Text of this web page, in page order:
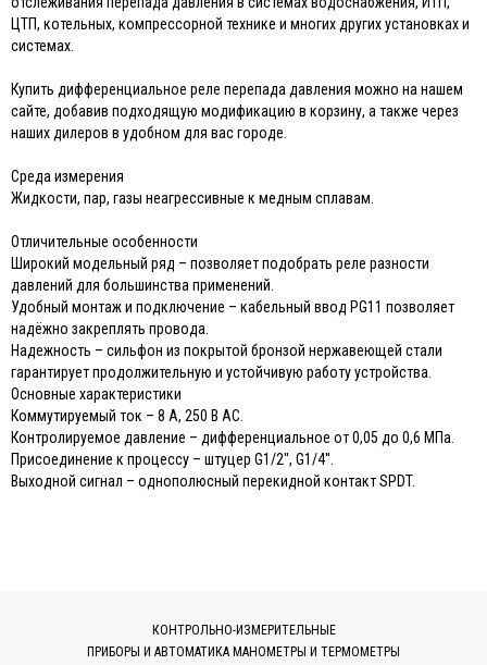
ЦТП, котельных, компрессорной технике и многих других установках и
системах.
Купить дифференциальное реле перепада давления можно на нашем
сайте, добавив подходящую модификацию в корзину, а также через
наших дилеров в удобном для вас городе.
Среда измерения
Жидкости, пар, газы неагрессивные к медным сплавам.
Отличительные особенности
Широкий модельный ряд – позволяет подобрать реле разности
давлений для большинства применений.
Удобный монтаж и подключение – кабельный ввод PG11 позволяет
надёжно закреплять провода.
Надежность – сильфон из покрытой бронзой нержавеющей стали
гарантирует продолжительную и устойчивую работу устройства.
Основные характеристики
Коммутируемый ток – 8 А, 250 В AC.
Контролируемое давление – дифференциальное от 0,05 до 0,6 МПа.
Присоединение к процессу – штуцер G1/2′′, G1/4′′.
Выходной сигнал – однополюсный перекидной контакт SPDT.
КОНТРОЛЬНО-ИЗМЕРИТЕЛЬНЫЕ
ПРИБОРЫ И АВТОМАТИКА МАНОМЕТРЫ И ТЕРМОМЕТРЫ